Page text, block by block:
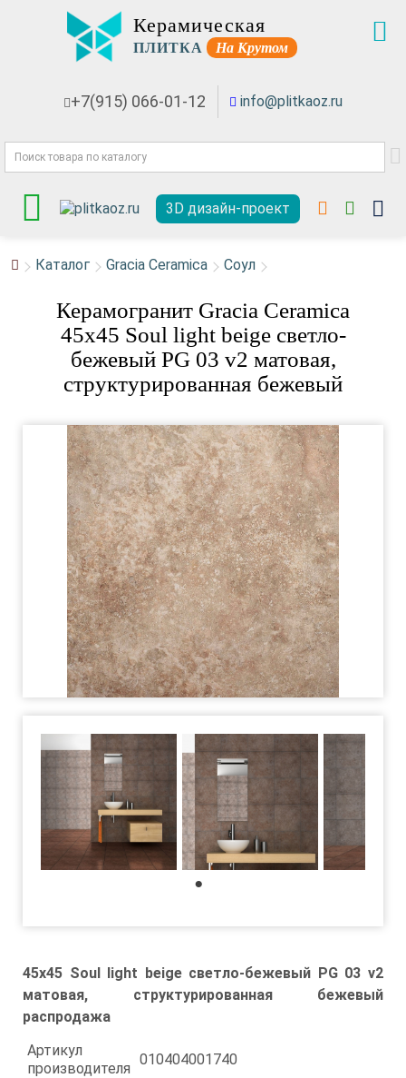
Керамическая
ПЛИТКА На Крутом
+7(915) 066-01-12 info@plitkaoz.ru
3D дизайн-проект
Каталог Gracia Ceramica Соул
Керамогранит Gracia Ceramica
45x45 Soul light beige светло-
бежевый PG 03 v2 матовая,
структурированная бежевый
45x45 Soul light beige светло-бежевый PG 03 v2
матовая, структурированная бежевый
распродажа
Артикул
производителя
010404001740